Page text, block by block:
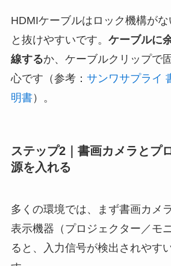
HDMIケーブルはロック機構が
と抜けやすいです。 ケーブルに
線するか、ケーブルクリップで
心です（参考： サンワサプライ
明書）。
ステップ2｜書画カメラとプ
源を入れる
多くの環境では、まず書画カメ
表示機器（プロジェクター／モ
ると、入力信号が検出されやす